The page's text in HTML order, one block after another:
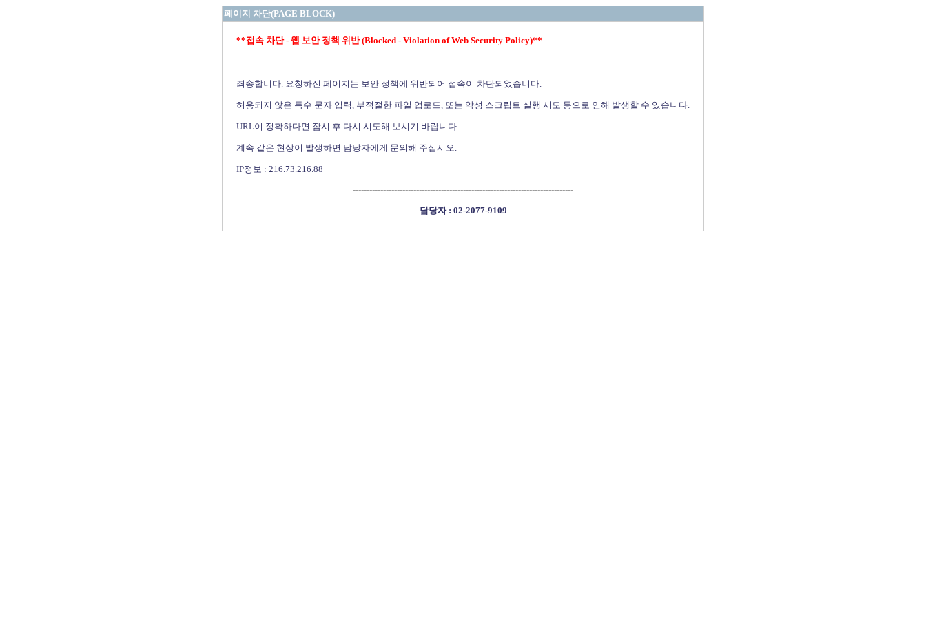
페이지 차단(PAGE BLOCK)
**접속 차단 - 웹 보안 정책 위반 (Blocked - Violation of Web Security Policy)**
죄송합니다. 요청하신 페이지는 보안 정책에 위반되어 접속이 차단되었습니다.
허용되지 않은 특수 문자 입력, 부적절한 파일 업로드, 또는 악성 스크립트 실행 시도 등으로 인해 발생할 수 있습니다.
URL이 정확하다면 잠시 후 다시 시도해 보시기 바랍니다.
계속 같은 현상이 발생하면 담당자에게 문의해 주십시오.
IP정보 : 216.73.216.88
--------------------------------------------------------------------------------
담당자 : 02-2077-9109